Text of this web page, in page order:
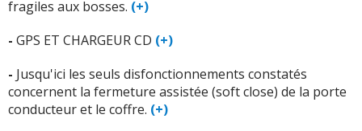
+ d'INFOSsur la déclinaison
fragiles aux bosses. (+)
- GPS ET CHARGEUR CD (+)
- Jusqu'ici les seuls disfonctionnements constatés
concernent la fermeture assistée (soft close) de la porte
conducteur et le coffre. (+)